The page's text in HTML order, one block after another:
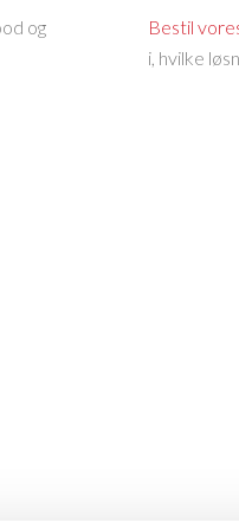
og
Bestil
i, hvilke